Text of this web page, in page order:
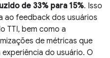
de 33% para 15%. Isso
ao feedback dos usuários
TTI, bem como a
de métricas que
do usuário. O